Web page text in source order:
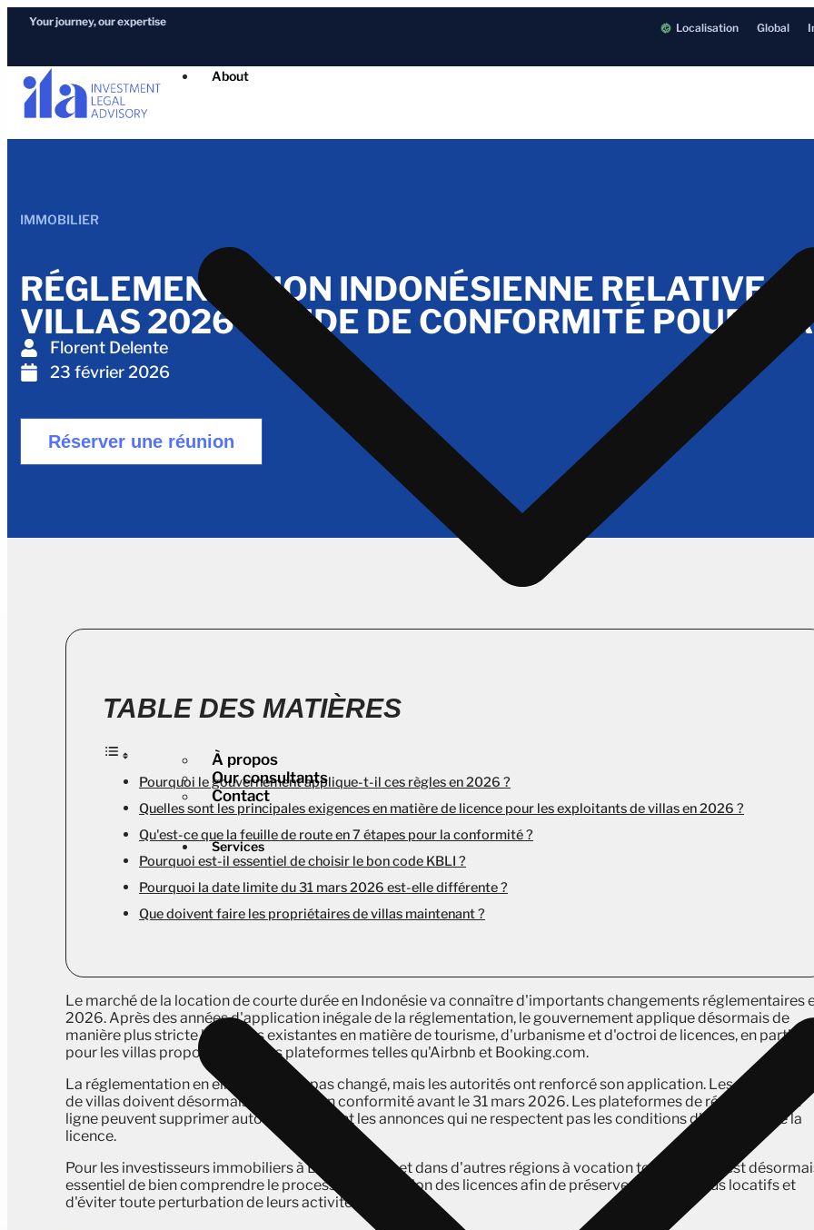
Your journey, our expertise Localisation Global
About
À propos
Our consultants
Contact
Services
IMMOBILIER
RÉGLEMENTATION INDONÉSIENNE RELATIVE À
VILLAS 2026 : GUIDE DE CONFORMITÉ POUR
Florent Delente
23 février 2026
Réserver une réunion
TABLE DES MATIÈRES
Pourquoi le gouvernement applique-t-il ces règles en 2026 ?
Quelles sont les principales exigences en matière de licence pour les exploitants de villas en 2026 ?
Qu'est-ce que la feuille de route en 7 étapes pour la conformité ?
Pourquoi est-il essentiel de choisir le bon code KBLI ?
Pourquoi la date limite du 31 mars 2026 est-elle différente ?
Que doivent faire les propriétaires de villas maintenant ?
Le marché de la location de courte durée en Indonésie va connaître d'importants changements réglementaires
2026. Après des années d'application inégale de la réglementation, le gouvernement applique désormais de
manière plus stricte les règles existantes en matière de tourisme, d'urbanisme et d'octroi de licences, en
pour les villas proposées sur des plateformes telles qu'Airbnb et Booking.com.
La réglementation en elle-même n'a pas changé, mais les autorités ont renforcé son application. Les
de villas doivent désormais se mettre en conformité avant le 31 mars 2026. Les plateformes de réservation en
ligne peuvent supprimer automatiquement les annonces qui ne respectent pas les conditions d'obtention de la
licence.
Pour les investisseurs immobiliers à Bali, Lombok et dans d'autres régions à vocation touristique, il est
essentiel de bien comprendre le processus d'obtention des licences afin de préserver leurs revenus locatifs et
d'éviter toute perturbation de leurs activités.